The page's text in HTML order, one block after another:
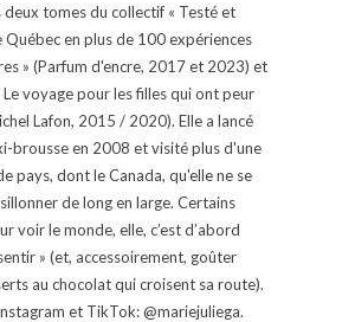
deux tomes du collectif « Testé et
Québec en plus de 100 expériences
» (Parfum d'encre, 2017 et 2023) et
Le voyage pour les filles qui ont peur
Lafon, 2015 / 2020). Elle a lancé
brousse en 2008 et visité plus d'une
pays, dont le Canada, qu'elle ne se
de long en large. Certains
voir le monde, elle, c’est d’abord
» (et, accessoirement, goûter
au chocolat qui croisent sa route).
et TikTok: @mariejuliega.